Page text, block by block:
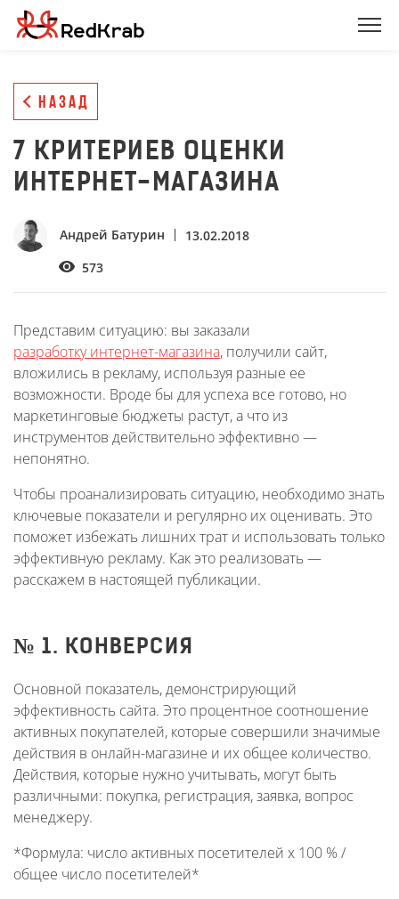
НАЗАД
7 КРИТЕРИЕВ ОЦЕНКИ
ИНТЕРНЕТ-МАГАЗИНА
Андрей Батурин
13.02.2018
573
Представим ситуацию: вы заказали
разработку интернет-магазина, получили сайт,
вложились в рекламу, используя разные ее
возможности. Вроде бы для успеха все готово, но
маркетинговые бюджеты растут, а что из
инструментов действительно эффективно —
непонятно.
Чтобы проанализировать ситуацию, необходимо знать
ключевые показатели и регулярно их оценивать. Это
поможет избежать лишних трат и использовать только
эффективную рекламу. Как это реализовать —
расскажем в настоящей публикации.
№ 1. КОНВЕРСИЯ
Основной показатель, демонстрирующий
эффективность сайта. Это процентное соотношение
активных покупателей, которые совершили значимые
действия в онлайн-магазине и их общее количество.
Действия, которые нужно учитывать, могут быть
различными: покупка, регистрация, заявка, вопрос
менеджеру.
*Формула: число активных посетителей x 100 % /
общее число посетителей*